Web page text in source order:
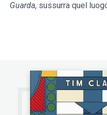
Guarda, sussurra quel